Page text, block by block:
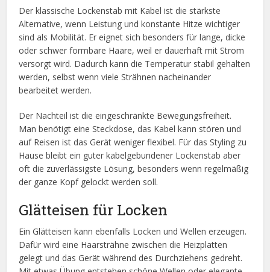
Der klassische Lockenstab mit Kabel ist die stärkste
Alternative, wenn Leistung und konstante Hitze wichtiger
sind als Mobilität. Er eignet sich besonders für lange, dicke
oder schwer formbare Haare, weil er dauerhaft mit Strom
versorgt wird. Dadurch kann die Temperatur stabil gehalten
werden, selbst wenn viele Strähnen nacheinander
bearbeitet werden.
Der Nachteil ist die eingeschränkte Bewegungsfreiheit.
Man benötigt eine Steckdose, das Kabel kann stören und
auf Reisen ist das Gerät weniger flexibel. Für das Styling zu
Hause bleibt ein guter kabelgebundener Lockenstab aber
oft die zuverlässigste Lösung, besonders wenn regelmäßig
der ganze Kopf gelockt werden soll.
Glätteisen für Locken
Ein Glätteisen kann ebenfalls Locken und Wellen erzeugen.
Dafür wird eine Haarsträhne zwischen die Heizplatten
gelegt und das Gerät während des Durchziehens gedreht.